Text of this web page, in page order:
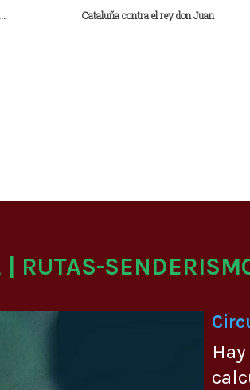
Cataluña contra el rey don Juan
| RUTAS-